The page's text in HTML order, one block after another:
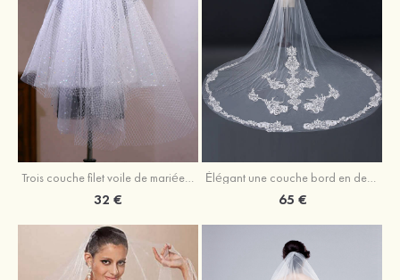
Trois couche filet voile de mariée longueur coude avec paillettes
32 €
Élégant une couche bord en dentelle tulle voile de mariée cathédrale avec appliqué dentelle
65 €